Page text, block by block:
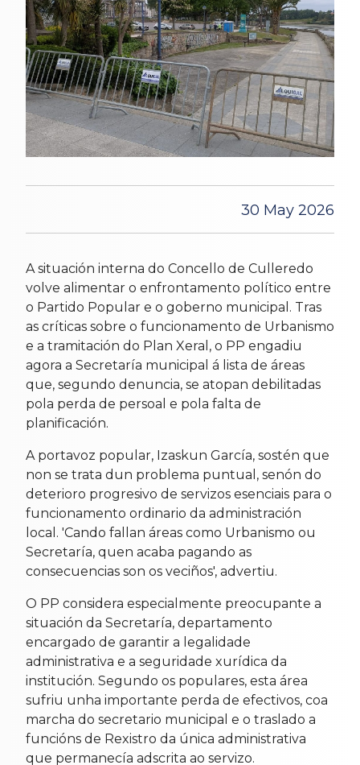
30 May 2026
A situación interna do Concello de Culleredo
volve alimentar o enfrontamento político entre
o Partido Popular e o goberno municipal. Tras
as críticas sobre o funcionamento de Urbanismo
e a tramitación do Plan Xeral, o PP engadiu
agora a Secretaría municipal á lista de áreas
que, segundo denuncia, se atopan debilitadas
pola perda de persoal e pola falta de
planificación.
A portavoz popular, Izaskun García, sostén que
non se trata dun problema puntual, senón do
deterioro progresivo de servizos esenciais para o
funcionamento ordinario da administración
local. 'Cando fallan áreas como Urbanismo ou
Secretaría, quen acaba pagando as
consecuencias son os veciños', advertiu.
O PP considera especialmente preocupante a
situación da Secretaría, departamento
encargado de garantir a legalidade
administrativa e a seguridade xurídica da
institución. Segundo os populares, esta área
sufriu unha importante perda de efectivos, coa
marcha do secretario municipal e o traslado a
funcións de Rexistro da única administrativa
que permanecía adscrita ao servizo.